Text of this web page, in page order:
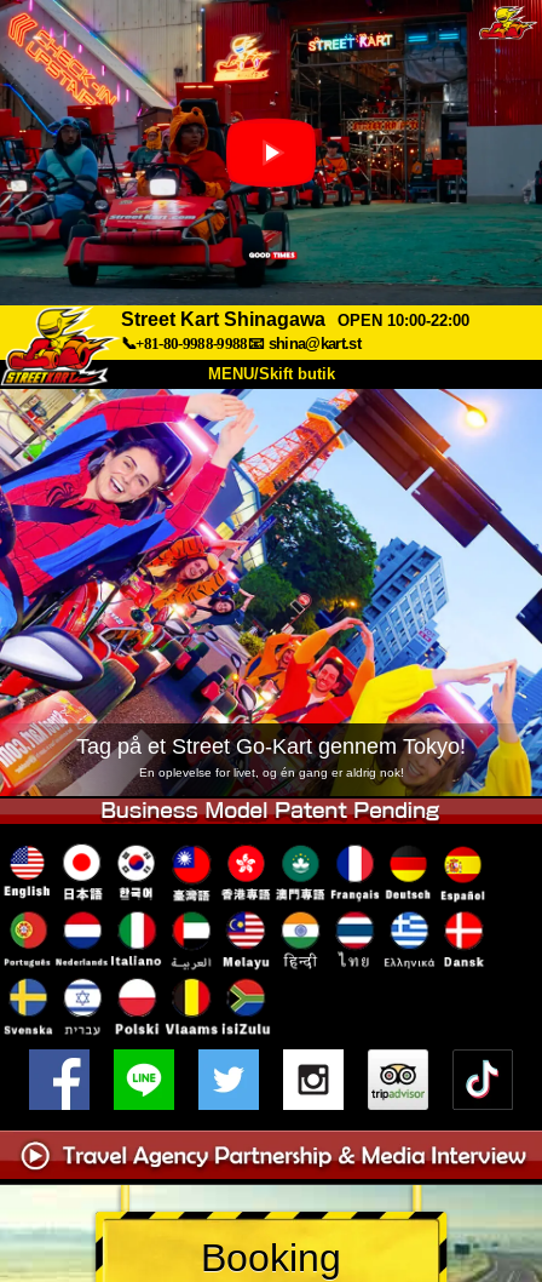
Street Kart Shinagawa
OPEN 10:00-22:00
📞+81-80-9988-9988📧 shina@kart.st
MENU/Skift butik
Om Specifikationer Pris
Adgang Stemme FAQ
Virksomhed Booking
Skift butik
Tokyo Shinagawa Tokyo Akihabara#1
Tokyo Akihabara#2 Tokyo Shibuya
Tokyo Shibuya Annex Tokyo Bay
Tokyo Asakusa Osaka
Okinawa
Tag på et Street Go-Kart gennem Tokyo!
En oplevelse for livet, og én gang er aldrig nok!
Booking